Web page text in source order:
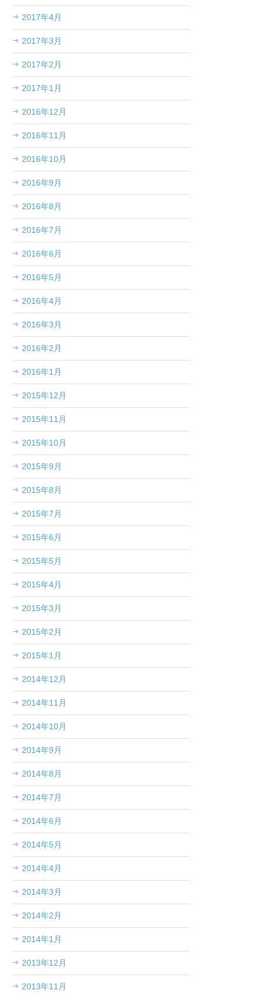
2017年4月
2017年3月
2017年2月
2017年1月
2016年12月
2016年11月
2016年10月
2016年9月
2016年8月
2016年7月
2016年6月
2016年5月
2016年4月
2016年3月
2016年2月
2016年1月
2015年12月
2015年11月
2015年10月
2015年9月
2015年8月
2015年7月
2015年6月
2015年5月
2015年4月
2015年3月
2015年2月
2015年1月
2014年12月
2014年11月
2014年10月
2014年9月
2014年8月
2014年7月
2014年6月
2014年5月
2014年4月
2014年3月
2014年2月
2014年1月
2013年12月
2013年11月